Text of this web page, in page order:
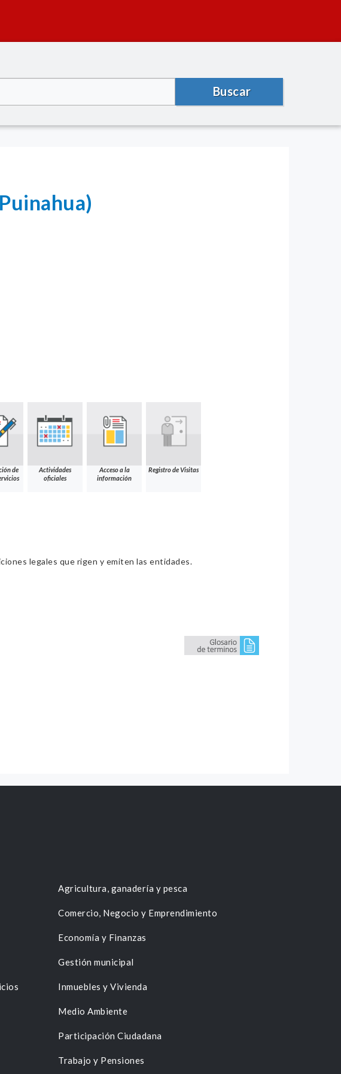
Buscar
de
Actividades
oficiales
Acceso a la
información
Registro de Visitas
legales que rigen y emiten las entidades.
Agricultura, ganadería y pesca
Comercio, Negocio y Emprendimiento
Economía y Finanzas
Gestión municipal
Inmuebles y Vivienda
Medio Ambiente
Participación Ciudadana
Trabajo y Pensiones